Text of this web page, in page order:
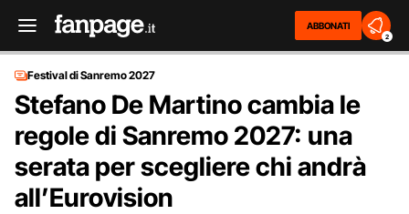
ABBONATI
2
Festival di Sanremo 2027
Stefano De Martino cambia le
regole di Sanremo 2027: una
serata per scegliere chi andrà
all’Eurovision